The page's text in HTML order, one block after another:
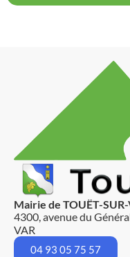
Mairie de TOUËT-SUR-
4300, avenue du
VAR
04 93 05 75 57